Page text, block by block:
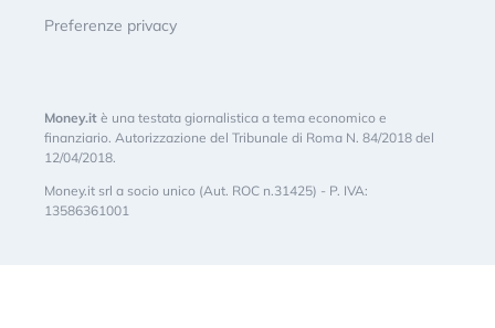
Preferenze privacy
Money.it è una testata giornalistica a tema economico e
finanziario. Autorizzazione del Tribunale di Roma N. 84/2018 del
12/04/2018.
Money.it srl a socio unico (Aut. ROC n.31425) - P. IVA:
13586361001